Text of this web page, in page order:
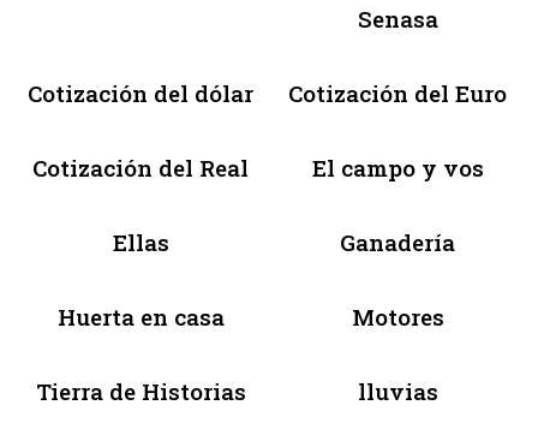
Senasa
Cotización del dólar Cotización del Euro
Cotización del Real El campo y vos
Ellas Ganadería
Huerta en casa Motores
Tierra de Historias lluvias